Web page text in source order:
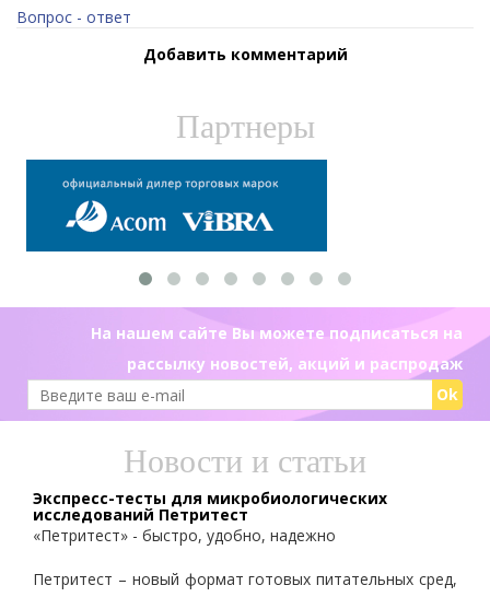
Вопрос - ответ
Добавить комментарий
Партнеры
На нашем сайте Вы можете подписаться на
рассылку новостей, акций и распродаж
Ok
Новости и статьи
Экспресс-тесты для микробиологических
исследований Петритест
«Петритест» - быстро, удобно, надежно
Петритест – новый формат готовых питательных сред,